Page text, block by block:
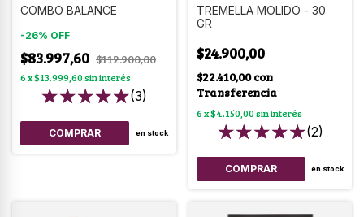
COMBO BALANCE
-26% OFF
$83.997,60 $112.900,00
6x$13.999,60sin interés
(3)
en stock
TREMELLA MOLIDO - 30
GR
$24.900,00
$22.410,00con
Transferencia
6x$4.150,00sin interés
(2)
en stock